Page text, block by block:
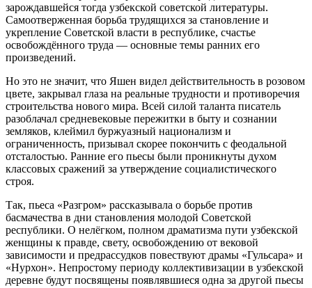
зарождавшейся тогда узбекской советской литературы.
Самоотверженная борьба трудящихся за становление и
укрепление Советской власти в республике, счастье
освобождённого труда — основные темы ранних его
произведений.
Но это не значит, что Яшен видел действительность в розовом
цвете, закрывал глаза на реальные трудности и противоречия
строительства нового мира. Всей силой таланта писатель
разоблачал средневековые пережитки в быту и сознании
земляков, клеймил буржуазный национализм и
ограниченность, призывал скорее покончить с феодальной
отсталостью. Ранние его пьесы были проникнуты духом
классовых сражений за утверждение социалистического
строя.
Так, пьеса «Разгром» рассказывала о борьбе против
басмачества в дни становления молодой Советской
республики. О нелёгком, полном драматизма пути узбекской
женщины к правде, свету, освобождению от вековой
зависимости и предрассудков повествуют драмы «Гульсара» и
«Нурхон». Непростому периоду коллективизации в узбекской
деревне будут посвящены появлявшиеся одна за другой пьесы